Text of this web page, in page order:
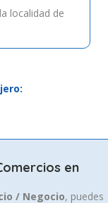
localidad de
en
/ Negocio, puedes